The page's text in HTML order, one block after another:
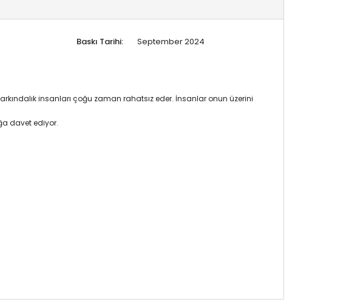
Baskı Tarihi:
September 2024
insanları çoğu zaman rahatsız eder. İnsanlar onun üzerini
davet ediyor.